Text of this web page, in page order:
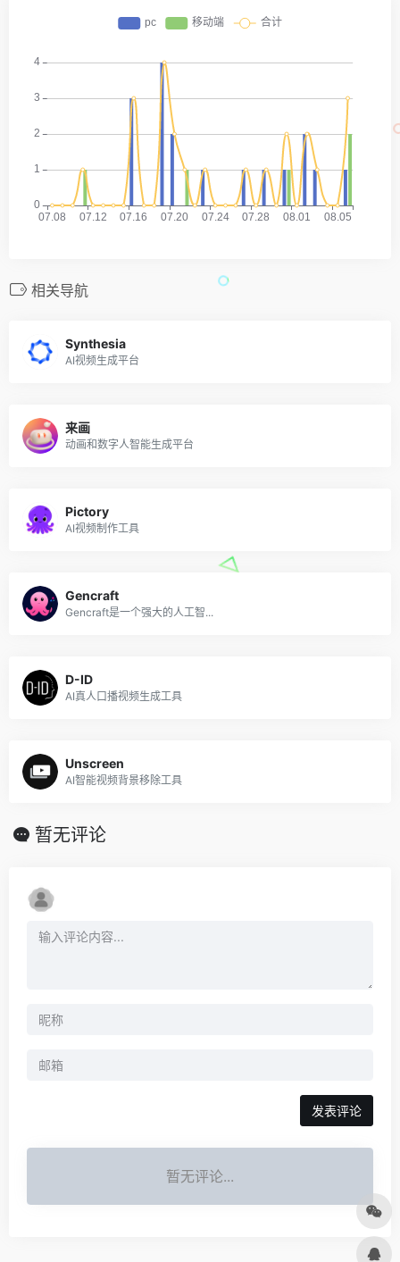
相关导航
Synthesia
AI视频生成平台
来画
动画和数字人智能生成平台
Pictory
AI视频制作工具
Gencraft
Gencraft是一个强大的人工智...
D-ID
AI真人口播视频生成工具
Unscreen
AI智能视频背景移除工具
暂无评论
发表评论
暂无评论...